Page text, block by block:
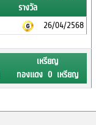
รางวัล
26/04/2568
เหรียญ
ทองแดง 0 เหรียญ